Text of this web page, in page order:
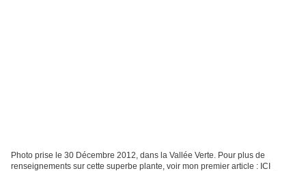
Photo prise le 30 Décembre 2012, dans la Vallée Verte. Pour plus de
renseignements sur cette superbe plante, voir mon premier article : ICI